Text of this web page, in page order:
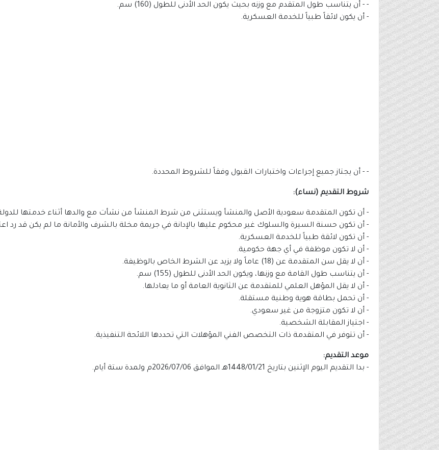
- - أن يتناسب طول المتقدم مع وزنه بحيث يكون الحد الأدنى للطول (160) سم.
- أن يكون لائقاً طبياً للخدمة العسكرية.
- - أن يجتاز جميع إجراءات واختبارات القبول وفقاً للشروط المحددة.
شروط التقديم (نساء):
- أن تكون المتقدمة سعودية الأصل والمنشأ ويستثنى من شرط المنشأ من نشأت مع والدها أثناء خدمتها
- أن تكون حسنة السيرة والسلوك غير محكوم عليها بالإدانة في جريمة مخلة بالشرف والأمانة ما لم يكن قد رد
- أن تكون لائقة طبياً للخدمة العسكرية.
- أن لا تكون موظفة في أي جهة حكومية.
- أن لا يقل سن المتقدمة عن (18) عاماً ولا يزيد عن الشرط الخاص بالوظيفة.
- أن يتناسب طول القامة مع وزنها، ويكون الحد الأدنى للطول (155) سم.
- أن لا يقل المؤهل العلمي للمتقدمة عن الثانوية العامة أو ما يعادلها.
- أن تحمل بطاقة هوية وطنية مستقلة.
- أن لا تكون متزوجة من غير سعودي.
- اجتياز المقابلة الشخصية.
- أن تتوفر في المتقدمة ذات التخصص الفني المؤهلات التي تحددها اللائحة التنفيذية.
موعد التقديم:
- بدا التقديم اليوم الإثنين بتاريخ 1448/01/21هـ الموافق 2026/07/06م ولمدة ستة أيام.